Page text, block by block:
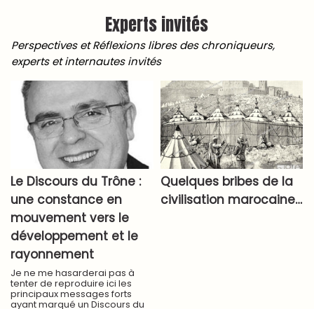
Experts invités
Perspectives et Réflexions libres des chroniqueurs,
experts et internautes invités
Le Discours du Trône :
une constance en
mouvement vers le
développement et le
rayonnement
Je ne me hasarderai pas à
tenter de reproduire ici les
principaux messages forts
ayant marqué un Discours du
Quelques bribes de la
civilisation marocaine…